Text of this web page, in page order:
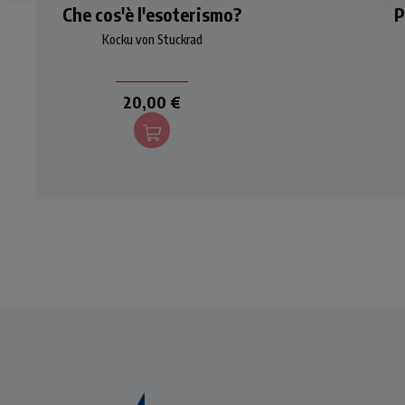
dell'esoterismo occidentale
alla cultura greca e al
Kocku von Stuckrad
Che cos'è l'esoterismo?
20,00 €